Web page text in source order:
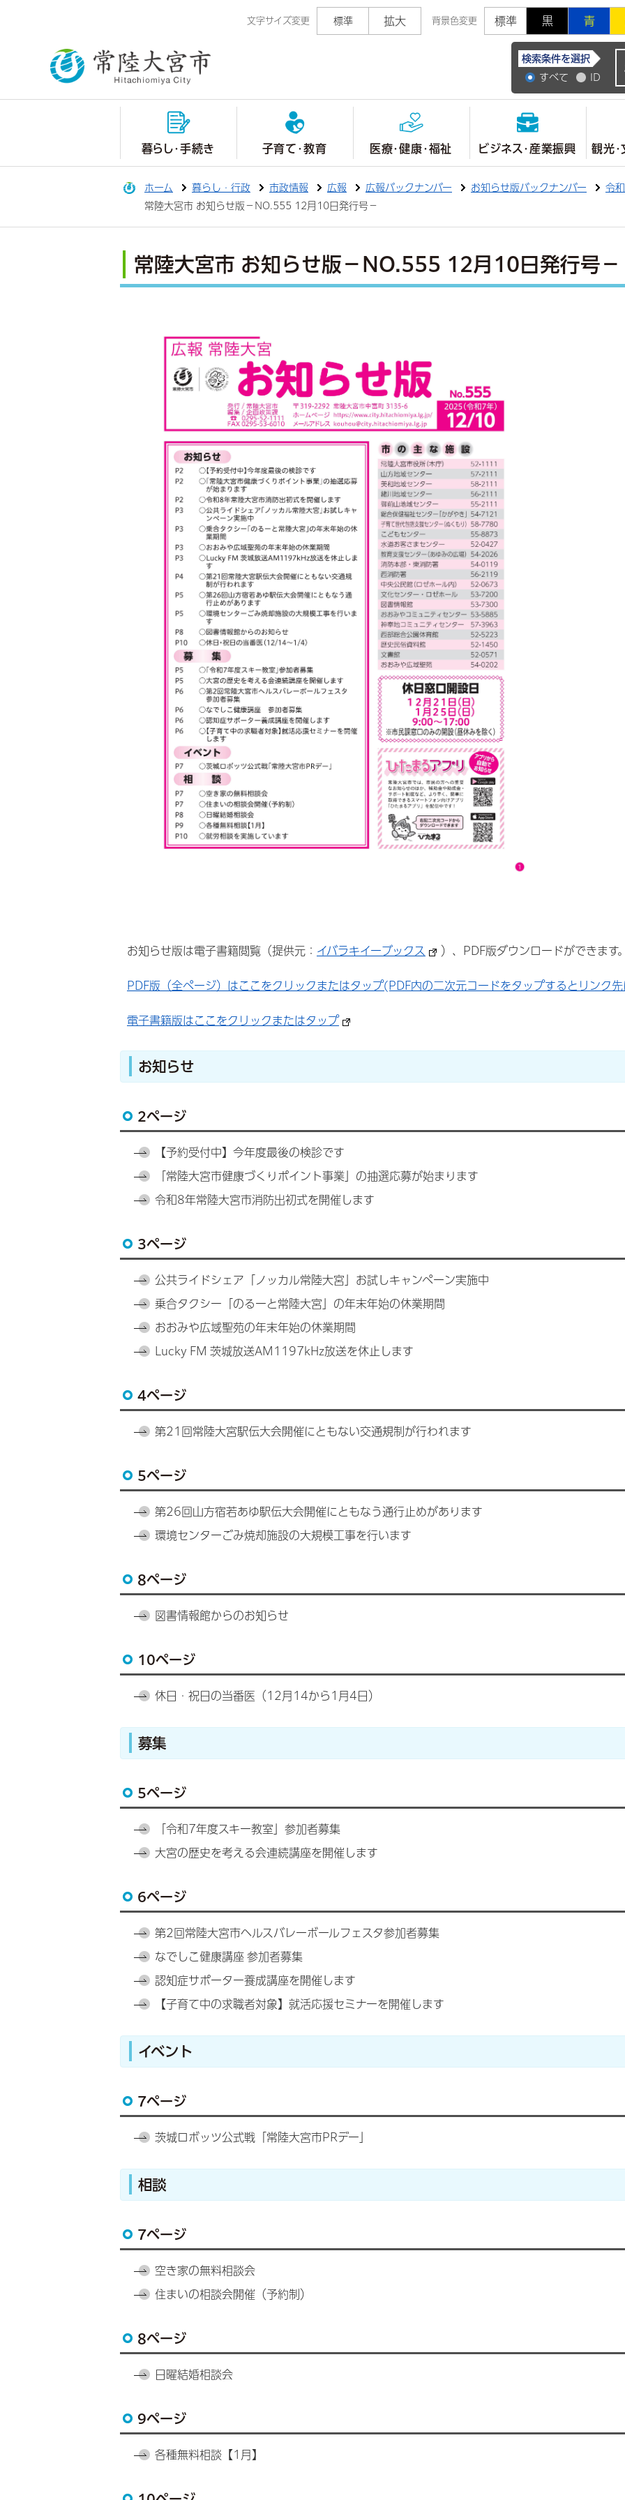
文字サイズ変更 標準 拡大 背景色変更 標準 黒 青
常陸大宮市公式ホ
検索条件を選択
すべて
ID
暮らし・手続き 子育て・教育 医療・健康・福祉 ビジネス・産業振興 観光・
ホーム 暮らし・行政 市政情報 広報 広報バックナンバー お知らせ版バックナンバー
令
常陸大宮市 お知らせ版－NO.555 12月10日発行号－
常陸大宮市 お知らせ版－NO.555 12月10日発行号－
お知らせ版は電子書籍閲覧（提供元： イバラキイーブックス ）、PDF版ダウンロードができます。
PDF版（全ページ）はここをクリックまたはタップ(PDF内の二次元コードをタップするとリンク
電子書籍版はここをクリックまたはタップ
お知らせ
2ページ
【予約受付中】今年度最後の検診です
「常陸大宮市健康づくりポイント事業」の抽選応募が始まります
令和8年常陸大宮市消防出初式を開催します
3ページ
公共ライドシェア「ノッカル常陸大宮」お試しキャンペーン実施中
乗合タクシー「のるーと常陸大宮」の年末年始の休業期間
おおみや広域聖苑の年末年始の休業期間
Lucky FM 茨城放送AM1197kHz放送を休止します
4ページ
第21回常陸大宮駅伝大会開催にともない交通規制が行われます
5ページ
第26回山方宿若あゆ駅伝大会開催にともなう通行止めがあります
環境センターごみ焼却施設の大規模工事を行います
8ページ
図書情報館からのお知らせ
10ページ
休日・祝日の当番医（12月14から1月4日）
募集
5ページ
「令和7年度スキー教室」参加者募集
大宮の歴史を考える会連続講座を開催します
6ページ
第2回常陸大宮市ヘルスバレーボールフェスタ参加者募集
なでしこ健康講座 参加者募集
認知症サポーター養成講座を開催します
【子育て中の求職者対象】就活応援セミナーを開催します
イベント
7ページ
茨城ロボッツ公式戦「常陸大宮市PRデー」
相談
7ページ
空き家の無料相談会
住まいの相談会開催（予約制）
8ページ
日曜結婚相談会
9ページ
各種無料相談【1月】